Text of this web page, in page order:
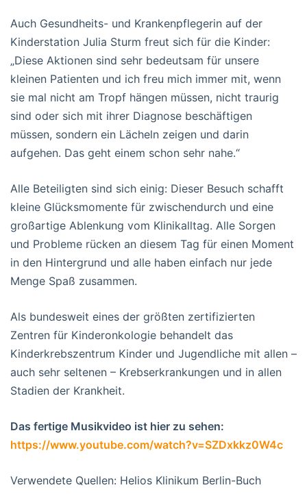
Auch Gesundheits- und Krankenpflegerin auf der
Kinderstation Julia Sturm freut sich für die Kinder:
„Diese Aktionen sind sehr bedeutsam für unsere
kleinen Patienten und ich freu mich immer mit, wenn
sie mal nicht am Tropf hängen müssen, nicht traurig
sind oder sich mit ihrer Diagnose beschäftigen
müssen, sondern ein Lächeln zeigen und darin
aufgehen. Das geht einem schon sehr nahe.“
Alle Beteiligten sind sich einig: Dieser Besuch schafft
kleine Glücksmomente für zwischendurch und eine
großartige Ablenkung vom Klinikalltag. Alle Sorgen
und Probleme rücken an diesem Tag für einen Moment
in den Hintergrund und alle haben einfach nur jede
Menge Spaß zusammen.
Als bundesweit eines der größten zertifizierten
Zentren für Kinderonkologie behandelt das
Kinderkrebszentrum Kinder und Jugendliche mit allen –
auch sehr seltenen – Krebserkrankungen und in allen
Stadien der Krankheit.
Das fertige Musikvideo ist hier zu sehen:
https://www.youtube.com/watch?v=SZDxkkz0W4c
Verwendete Quellen: Helios Klinikum Berlin-Buch